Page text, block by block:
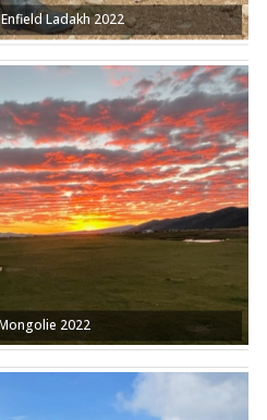
Ladakh 2022
2022